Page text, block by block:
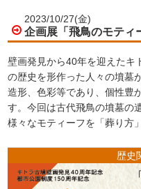
2023/10/27(金)
企画展「飛鳥のモティ
壁画発見から40年を迎えたキ
の歴史を形作った人々の墳墓
造形、色彩等であり、個性豊
す。今回は古代飛鳥の墳墓の
様々なモティーフを「葬り方
歴史